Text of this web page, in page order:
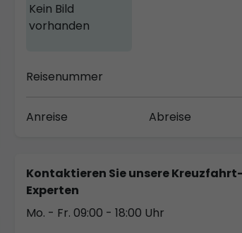
Kein Bild
vorhanden
Reisenummer
Anreise Abreise
Kontaktieren Sie unsere Kreuzfahrt-
Experten
Mo. - Fr. 09:00 - 18:00 Uhr